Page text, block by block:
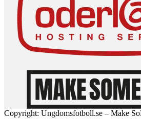
Copyright: Ungdomsfotboll.se – Make